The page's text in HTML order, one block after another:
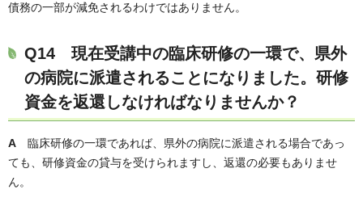
債務の一部が減免されるわけではありません。
Q14 現在受講中の臨床研修の一環で、県外
の病院に派遣されることになりました。研修
資金を返還しなければなりませんか？
A 臨床研修の一環であれば、県外の病院に派遣される場合であっ
ても、研修資金の貸与を受けられますし、返還の必要もありませ
ん。